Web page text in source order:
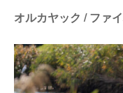
オルカヤック / ファ